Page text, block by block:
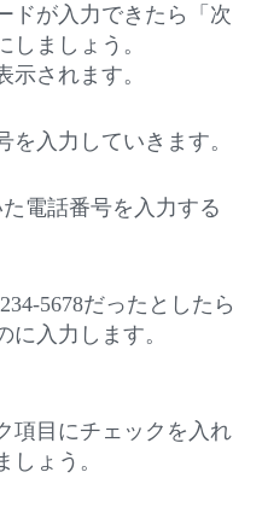
ドが入力できたら「次
しましょう。
示されます。
を入力していきます。
電話番号を入力する
5678だったとしたら
に入力します。
項目にチェックを入れ
しょう。